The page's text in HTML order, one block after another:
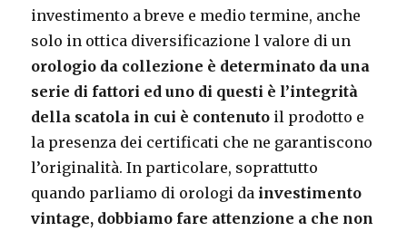
investimento a breve e medio termine, anche
solo in ottica diversificazione l valore di un
orologio da collezione è determinato da una
serie di fattori ed uno di questi è l’integrità
della scatola in cui è contenuto il prodotto e
la presenza dei certificati che ne garantiscono
l’originalità. In particolare, soprattutto
quando parliamo di orologi da investimento
vintage, dobbiamo fare attenzione a che non